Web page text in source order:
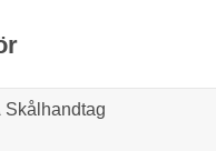
Skålhandtag